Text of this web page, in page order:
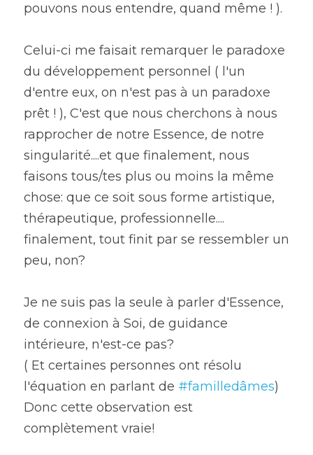
pouvons nous entendre, quand même ! ).
Celui-ci me faisait remarquer le paradoxe
du développement personnel ( l'un
d'entre eux, on n'est pas à un paradoxe
prêt ! ), C'est que nous cherchons à nous
rapprocher de notre Essence, de notre
singularité....et que finalement, nous
faisons tous/tes plus ou moins la même
chose: que ce soit sous forme artistique,
thérapeutique, professionnelle....
finalement, tout finit par se ressembler un
peu, non?
Je ne suis pas la seule à parler d'Essence,
de connexion à Soi, de guidance
intérieure, n'est-ce pas?
( Et certaines personnes ont résolu
l'équation en parlant de #familledâmes)
Donc cette observation est
complètement vraie!